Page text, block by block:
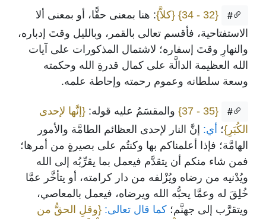
#
{32 - 34} {كلاَّ}: هنا بمعنى حقًّا، أو بمعنى ألا
الاستفتاحية، فأقسم تعالى بالقمر، وبالليل وقتَ إدباره،
والنهارِ وقتَ إسفاره؛ لاشتمال المذكورات على آيات
الله العظيمة الدالَّة على كمال قدرةِ الله وحكمته
وسعة سلطانه وعموم رحمته وإحاطة علمه.
#
{35 - 37} والمقسَمُ عليه قوله: {إنَّها لإحدى
الكُبَرِ}؛ أي: إنَّ النار لإحدى العظائم الطامَّة والأمور
الهامَّة؛ فإذا أعلمناكم بها وكنتُم على بصيرةٍ من أمرها؛
فمن شاء منكم أن يتقدَّم فيعمل بما يقرِّبُه إلى الله
ويُدْنيه من رضاه ويُزْلفه من دار كرامته، أو يتأخَّر عمَّا
خُلِقَ له وعمَّا يحبُّه الله ويرضاه، فيعمل بالمعاصي،
ويتقرَّب إلى جهنَّم؛ كما قال تعالى: {وقلِ الحقُّ من